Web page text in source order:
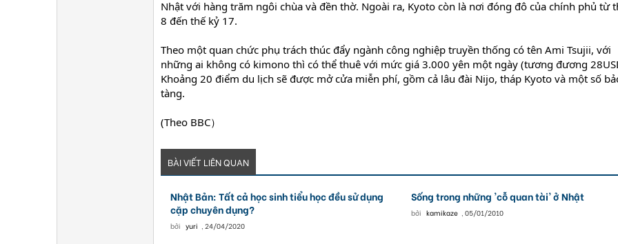
Nhật với hàng trăm ngôi chùa và đền thờ. Ngoài ra, Kyoto còn là nơi đóng đô của chính phủ từ
8 đến thế kỷ 17.
Theo một quan chức phụ trách thúc đẩy ngành công nghiệp truyền thống có tên Ami Tsujii, với
những ai không có kimono thì có thể thuê với mức giá 3.000 yên một ngày (tương đương
Khoảng 20 điểm du lịch sẽ được mở cửa miễn phí, gồm cả lâu đài Nijo, tháp Kyoto và một số
tàng.
(Theo BBC）
BÀI VIẾT LIÊN QUAN
Nhật Bản: Tất cả học sinh tiểu học đều sử dụng
cặp chuyên dụng?
bởi yuri , 24/04/2020
Sống trong những 'cỗ quan tài' ở Nhật
bởi kamikaze , 05/01/2010